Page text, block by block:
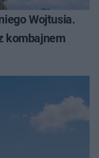
Wojtusia.
kombajnem